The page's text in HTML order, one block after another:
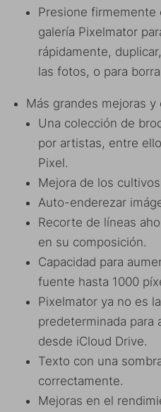
Presione firmemente
galería Pixelmator
rápidamente,
las fotos, o para
Más grandes mejoras y
Una colección de
por artistas, entre
Pixel.
Mejora de los
Auto-enderezar
Recorte de líneas
en su composición.
Capacidad para
fuente hasta 1000
Pixelmator ya no es
predeterminada para
desde iCloud Drive.
Texto con una
correctamente.
Mejoras en el